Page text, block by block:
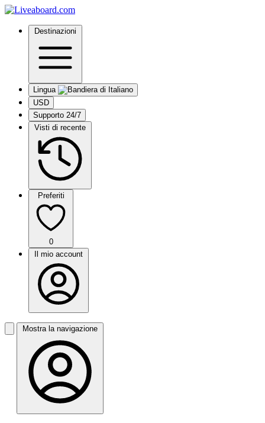
Destinazioni
Lingua
USD
Supporto 24/7
Visti di recente
Preferiti
0
Il mio account
Mostra la navigazione